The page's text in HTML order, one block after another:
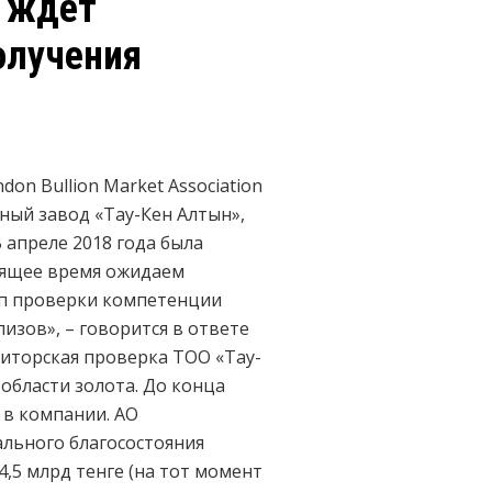
Bullion Market Association
завод «Тау-Кен Алтын»,
2018 года была
время ожидаем
проверки компетенции
– говорится в ответе
проверка ТОО «Тау-
золота. До конца
в компании. АО
благосостояния
млрд тенге (на тот момент